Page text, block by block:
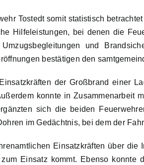
Tostedt somit statistisch
Hilfeleistungen, bei denen die
und
bestätigen den
der Großbrand einer
konnte in Zusammenarbeit
sich die beiden
im Gedächtnis, bei dem der
Einsatzkräften über
Einsatz kommt. Ebenso konnte